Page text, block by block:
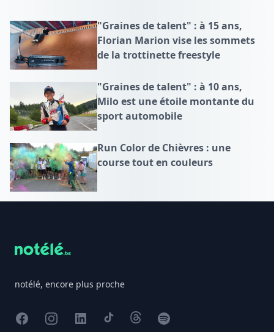
"Graines de talent" : à 15 ans,
Florian Marion vise les sommets
de la trottinette freestyle
"Graines de talent" : à 10 ans,
Milo est une étoile montante du
sport automobile
Run Color de Chièvres : une
course tout en couleurs
notélé, encore plus proche
FacebookInstagram
X TikTokThreadsSpotify